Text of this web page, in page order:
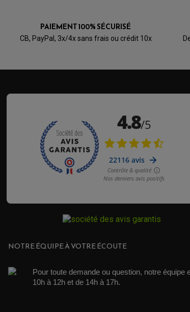
PAIEMENT 100% SÉCURISÉ
CB, PayPal, 3x/4x sans frais ou crédit 10x
NOTRE ÉQUIPE À VOTRE ÉCOUTE
Pour toute demande ou question, notre
10h à 12h et de 14h à 17h.